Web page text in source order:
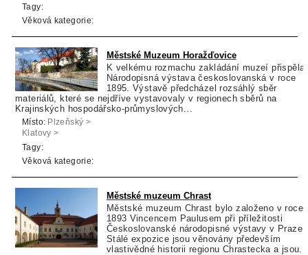
Lázně
Tagy:
Věková kategorie:
Městské Muzeum Horažďovice
K velkému rozmachu zakládání muzeí přispěla
Národopisná výstava českoslovanská v roce
1895. Výstavě předcházel rozsáhlý sběr
materiálů, které se nejdříve vystavovaly v regionech sběrů na
Krajinských hospodářsko-průmyslových...
Místo: Plzeňský >
Klatovy >
Horažďovice
Tagy:
Věková kategorie:
Městské muzeum Chrast
Městské muzeum Chrast bylo založeno v roce
1893 Vincencem Paulusem při příležitosti
Českoslovanské národopisné výstavy v Praze.
Stálé expozice jsou věnovány především
vlastivědné historii regionu Chrastecka a jsou...